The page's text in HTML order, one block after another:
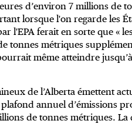
d’environ 7 millions de
lorsque l'on regarde les
l'EPA ferait en sorte que «
tonnes métriques
même atteindre
de l’Alberta émettent
annuel d’émissions
de tonnes métriques. La